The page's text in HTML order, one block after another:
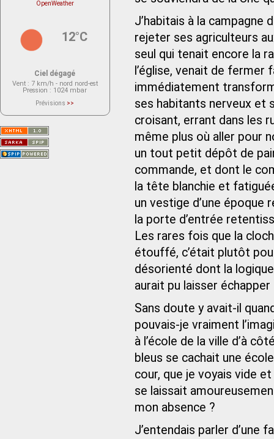
J’habitais à la campagne
rejeter ses agriculteurs
seul qui tenait encore la
l’église, venait de fermer
immédiatement
ses habitants nerveux et
croisant, errant dans les
même plus où aller pour
un tout petit dépôt de
commande, et dont le
la tête blanchie et
un vestige d’une époque
la porte d’entrée
Les rares fois que la
étouffé, c’était plutôt
désorienté dont la logique
aurait pu laisser
Sans doute y avait-il
pouvais-je vraiment
à l’école de la ville d’à
bleus se cachait une
cour, que je voyais vide
se laissait
mon absence ?
J’entendais parler d’une
OpenWeather
12°C
Ciel dégagé
Vent : 7 km/h - nord nord-est
Pression : 1024 mbar
Prévisions >>
actuellement aucune prévision
Saint-Nom.
Veuillez consulter le message du
service ci-dessous.
(401 - Invalid API key. Please see
https://openweathermap.org/faq#error401